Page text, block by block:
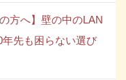
方へ】壁の中のLAN
先も困らない選び